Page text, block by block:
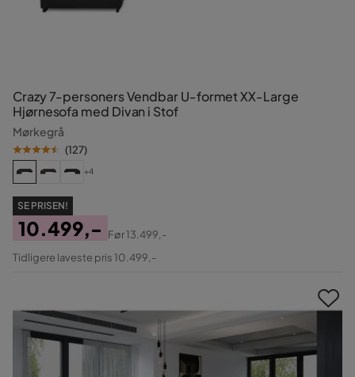
Crazy 7-personers Vendbar U-formet XX-Large
Hjørnesofa med Divan i Stof
Mørkegrå
(127)
+4
SE PRISEN!
Pris
10.499,-
Original
Før13.499,-
Tidligere laveste pris 10.499,-